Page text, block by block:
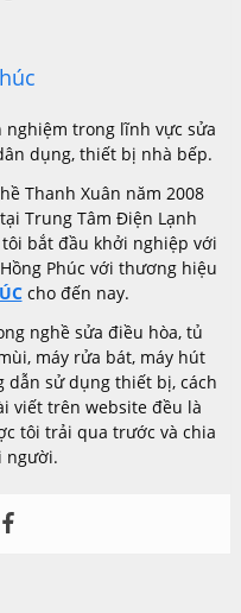
trong lĩnh vực sửa
dụng, thiết bị nhà bếp.
Thanh Xuân năm 2008
Trung Tâm Điện Lạnh
bắt đầu khởi nghiệp với
Phúc với thương hiệu
cho đến nay.
nghề sửa điều hòa, tủ
máy rửa bát, máy hút
sử dụng thiết bị, cách
viết trên website đều là
tôi trải qua trước và chia
người.